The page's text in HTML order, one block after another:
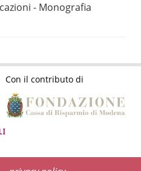
- Monografia
Con il contributo di